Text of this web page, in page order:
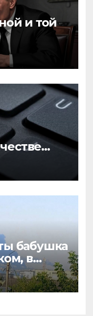
и той
бабушка
в